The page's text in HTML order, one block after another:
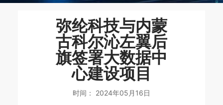
弥纶科技与内蒙
古科尔沁左翼后
旗签署大数据中
心建设项目
时间： 2024年05月16日